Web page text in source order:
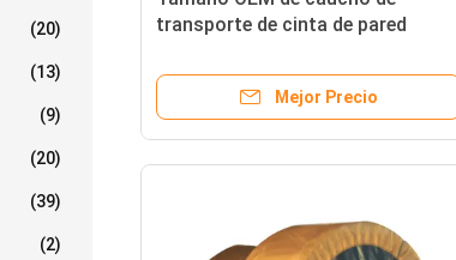
(20)
(13)
(9)
(20)
(39)
(2)
transporte de cinta de pared
resistente al aceite
Mejor Precio